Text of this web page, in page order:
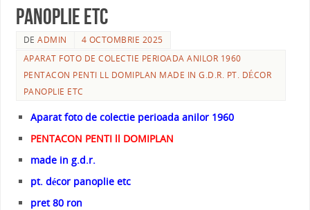
panoplie etc
DEADMIN
4 OCTOMBRIE 2025
APARAT FOTO DE COLECTIE PERIOADA ANILOR 1960
PENTACON PENTI LL DOMIPLAN MADE IN G.D.R. PT. DÉCOR
PANOPLIE ETC
Aparat foto de colectie perioada anilor 1960
PENTACON PENTI ll DOMIPLAN
made in g.d.r.
pt. décor panoplie etc
pret 80 ron